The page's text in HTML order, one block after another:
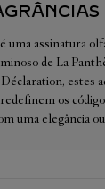
uma assinatura
de La
Déclaration, estes
os
uma elegância